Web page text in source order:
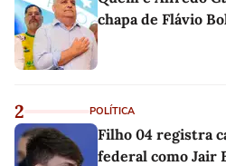
chapa de Flávio
2 POLÍTICA
Filho 04 registra
federal como Jair